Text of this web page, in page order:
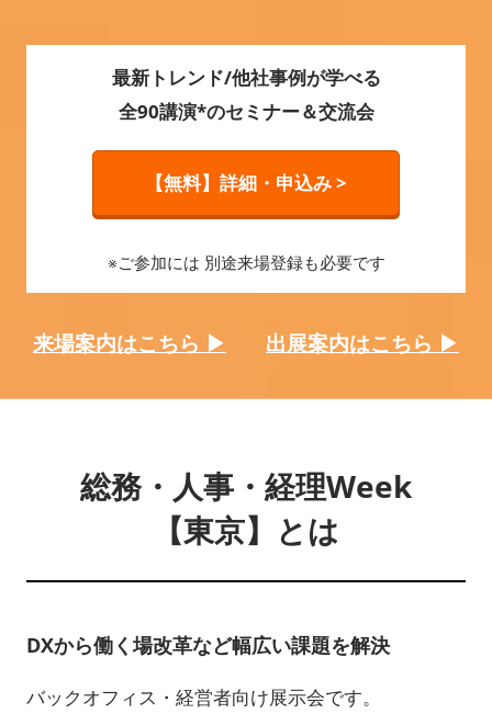
最新トレンド/他社事例が学べる
全90講演*のセミナー＆交流会
【無料】詳細・申込み >
※ご参加には 別途来場登録も必要です
来場案内はこちら ▶ 出展案内はこちら ▶
総務・人事・経理Week
【東京】とは
DXから働く場改革など幅広い課題を解決
バックオフィス・経営者向け展示会です。